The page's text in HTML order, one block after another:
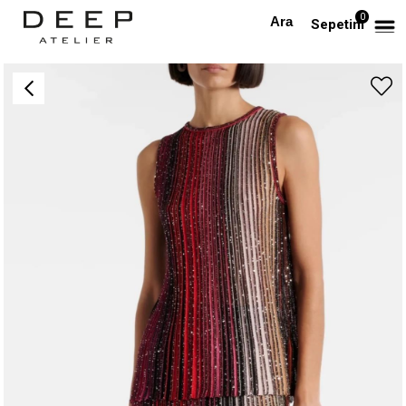
Sepetim0
Anasayfa PREMIUM Kendinden Işıltılı Kolsuz Bluz ve Pileli Premium Etek Takım